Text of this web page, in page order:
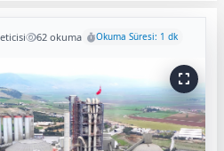
62 okuma Okuma Süresi: 1 dk